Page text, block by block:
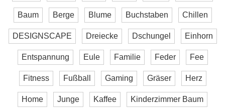
Baum Berge Blume Buchstaben Chillen
DESIGNSCAPE Dreiecke Dschungel Einhorn
Entspannung Eule Familie Feder Fee
Fitness Fußball Gaming Gräser Herz
Home Junge Kaffee Kinderzimmer Baum